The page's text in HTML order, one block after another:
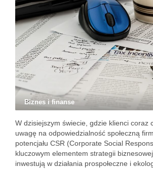
Biznes i finanse
W dzisiejszym świecie, gdzie klienci coraz
uwagę na odpowiedzialność społeczną
potencjału CSR (Corporate Social
kluczowym elementem strategii
inwestują w działania prospołeczne i